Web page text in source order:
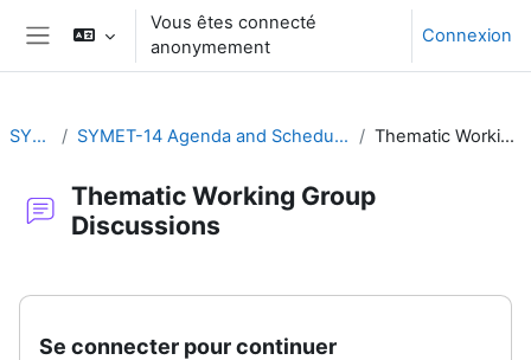
Passer au contenu principal
Panneau latéral
Vous êtes connecté
anonymement
Connexion
SYMET-14 SYMET-14 Agenda and Schedule Details (22 to 25 November 2021) Thematic Working Group Discussions
Thematic Working Group
Discussions
Se connecter pour continuer